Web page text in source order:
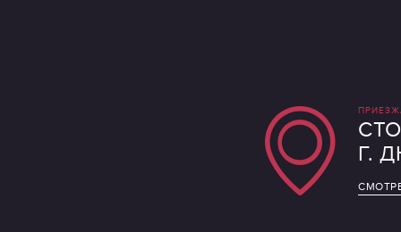
СТО
Г.